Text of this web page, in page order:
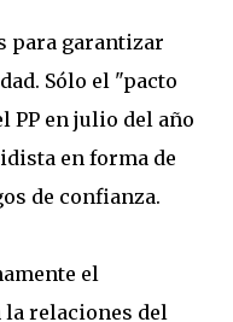
para garantizar
Sólo el "pacto
PP en julio del año
en forma de
de confianza.
el
la relaciones del